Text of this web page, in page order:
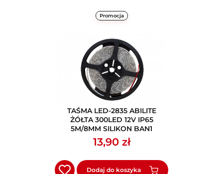
Promocja
TAŚMA LED-2835 ABILITE
ŻÓŁTA 300LED 12V IP65
5M/8MM SILIKON BAN1
13,90 zł
Dodaj do koszyka